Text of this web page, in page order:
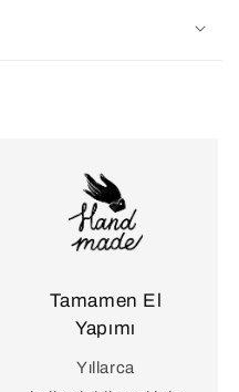
Tamamen El
Yapımı
Yıllarca